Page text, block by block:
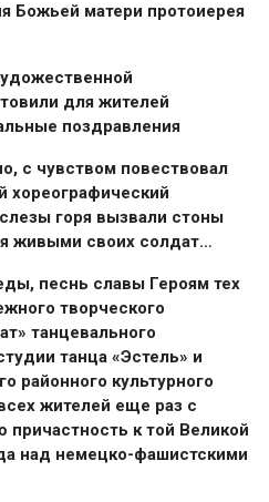
Божьей матери протоиерея
для жителей
поздравления
с чувством повествовал
хореографический
горя вызвали стоны
живыми своих солдат…
песнь славы Героям тех
творческого
танцевального
танца «Эстель» и
районного культурного
жителей еще раз с
к той Великой
над немецко-фашистскими